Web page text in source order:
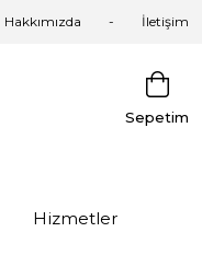
Hakkımızda İletişim
Sepetim
Hizmetler